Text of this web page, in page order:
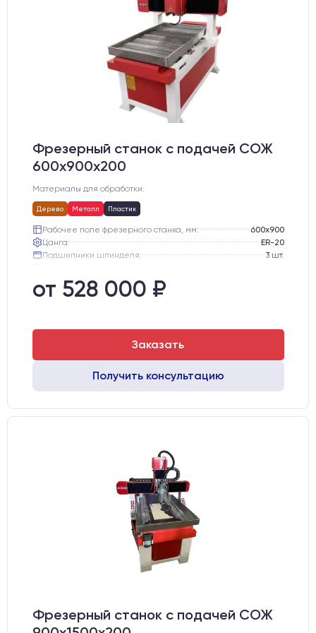
Фрезерный станок с подачей СОЖ
600х900х200
Материалы для обработки:
Дерево Металл Пластик
Рабочее поле фрезерного станка, мм:
600х900
Цанга:
ER-20
Подшипники шпинделя:
3 шт.
Тип стола:
от 528 000 ₽
Заказать
Получить консультацию
Фрезерный станок с подачей СОЖ